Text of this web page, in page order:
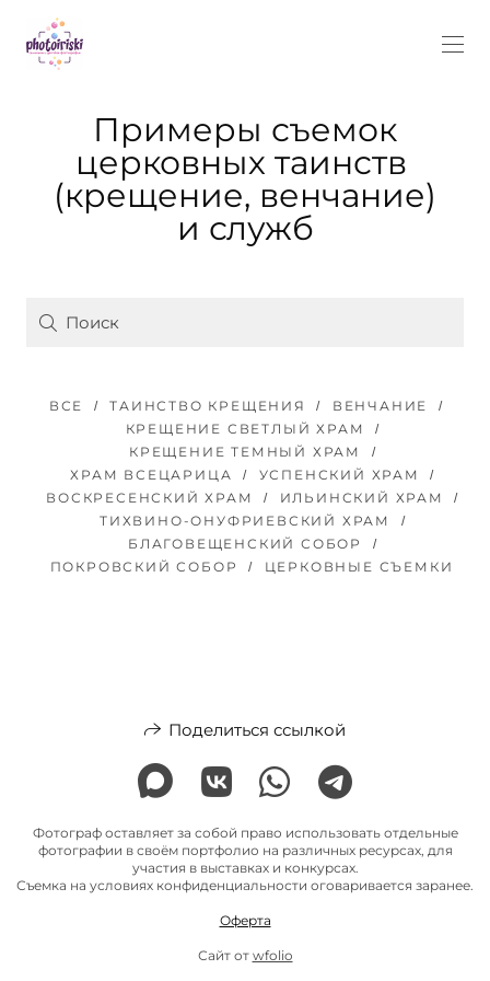
Примеры съемок
церковных таинств
(крещение, венчание)
и служб
ВСЕ ТАИНСТВО КРЕЩЕНИЯ
ВЕНЧАНИЕ
КРЕЩЕНИЕ СВЕТЛЫЙ ХРАМ
КРЕЩЕНИЕ ТЕМНЫЙ ХРАМ
ХРАМ ВСЕЦАРИЦА
УСПЕНСКИЙ ХРАМ
ВОСКРЕСЕНСКИЙ ХРАМ
ИЛЬИНСКИЙ ХРАМ
ТИХВИНО-ОНУФРИЕВСКИЙ ХРАМ
БЛАГОВЕЩЕНСКИЙ СОБОР
ПОКРОВСКИЙ СОБОР
ЦЕРКОВНЫЕ СЪЕМКИ
Поделиться ссылкой
Фотограф оставляет за собой право использовать отдельные
фотографии в своём портфолио на различных ресурсах, для
участия в выставках и конкурсах.
Съемка на условиях конфиденциальности оговаривается заранее.
Оферта
Сайт от wfolio